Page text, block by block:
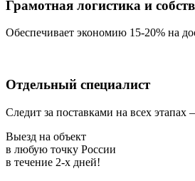
Грамотная логистика и
Обеспечивает экономию 15-20% на
Отдельный специалист
Следит за поставками на всех
Выезд на объект
в любую точку России
в течение 2-х дней!